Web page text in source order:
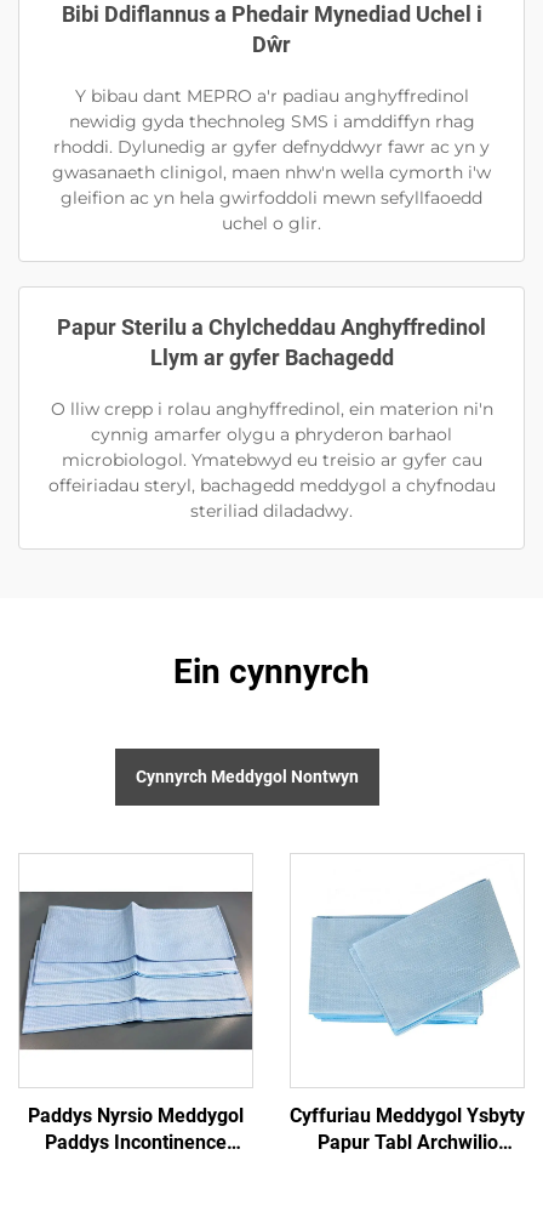
Bibi Ddiflannus a Phedair Mynediad Uchel i
Dŵr
Y bibau dant MEPRO a'r padiau anghyffredinol
newidig gyda thechnoleg SMS i amddiffyn rhag
rhoddi. Dylunedig ar gyfer defnyddwyr fawr ac yn y
gwasanaeth clinigol, maen nhw'n wella cymorth i'w
gleifion ac yn hela gwirfoddoli mewn sefyllfaoedd
uchel o glir.
Papur Sterilu a Chylcheddau Anghyffredinol
Llym ar gyfer Bachagedd
O lliw crepp i rolau anghyffredinol, ein materion ni'n
cynnig amarfer olygu a phryderon barhaol
microbiologol. Ymatebwyd eu treisio ar gyfer cau
offeiriadau steryl, bachagedd meddygol a chyfnodau
steriliad diladadwy.
Ein cynnyrch
Cynnyrch Meddygol Nontwyn
Paddys Nyrsio Meddygol
Paddys Incontinence
Cyffuriau Meddygol Ysbyty
Papur Tabl Archwilio